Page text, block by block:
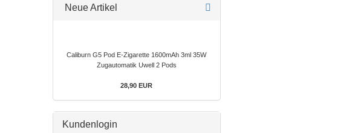
Neue Artikel
Caliburn G5 Pod E-Zigarette 1600mAh 3ml 35W
Zugautomatik Uwell 2 Pods
28,90 EUR
Kundenlogin